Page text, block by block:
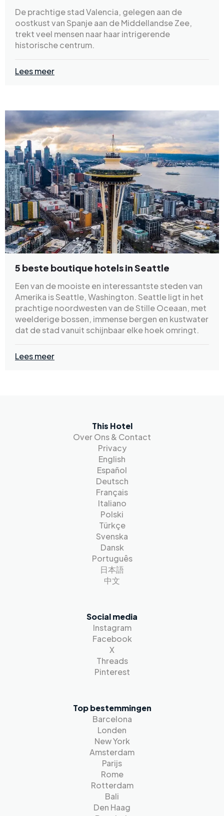
De prachtige stad Valencia, gelegen aan de
oostkust van Spanje aan de Middellandse Zee,
trekt veel mensen naar haar intrigerende
historische centrum.
Lees meer
5 beste boutique hotels in Seattle
Een van de mooiste en interessantste steden van
Amerika is Seattle, Washington. Seattle ligt in het
prachtige noordwesten van de Stille Oceaan, met
weelderige bossen, immense bergen en kustwater
dat de stad vanuit schijnbaar elke hoek omringt.
Lees meer
This Hotel
Over Ons & Contact
Privacy
English
Español
Deutsch
Français
Italiano
Polski
Türkçe
Svenska
Dansk
Português
日本語
中文
Social media
Instagram
Facebook
X
Threads
Pinterest
Top bestemmingen
Barcelona
Londen
New York
Amsterdam
Parijs
Rome
Rotterdam
Bali
Den Haag